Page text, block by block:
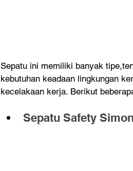
Sepatu ini memiliki banyak
kebutuhan keadaan lingkungan
kecelakaan kerja. Berikut
Sepatu Safety